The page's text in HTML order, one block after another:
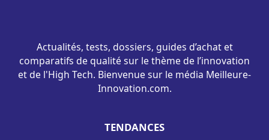
Actualités, tests, dossiers, guides d’achat et
comparatifs de qualité sur le thème de l’innovation
et de l'High Tech. Bienvenue sur le média Meilleure-
Innovation.com.
TENDANCES